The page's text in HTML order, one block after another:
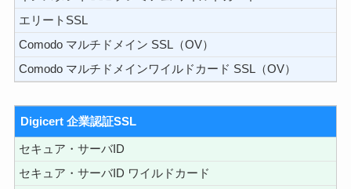
エリートSSL
Comodo マルチドメイン SSL（OV）
Comodo マルチドメインワイルドカード SSL（OV）
Digicert 企業認証SSL
セキュア・サーバID
セキュア・サーバID ワイルドカード